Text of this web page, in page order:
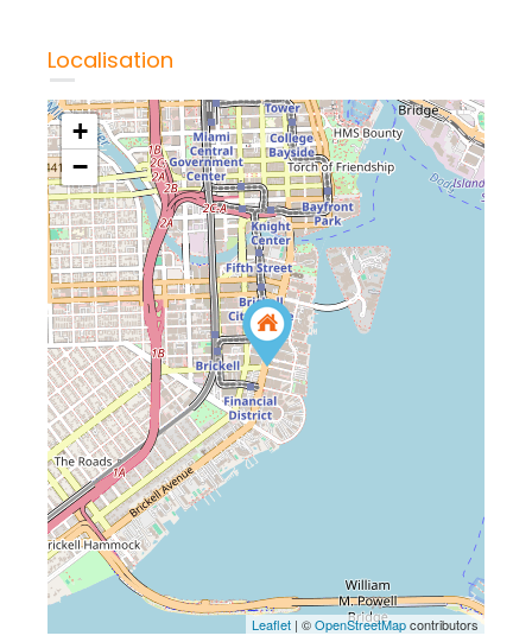
Localisation
+
−
Leaflet | ©OpenStreetMapcontributors